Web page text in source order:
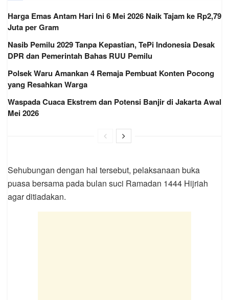
Harga Emas Antam Hari Ini 6 Mei 2026 Naik Tajam ke Rp2,79
Juta per Gram
Nasib Pemilu 2029 Tanpa Kepastian, TePi Indonesia Desak
DPR dan Pemerintah Bahas RUU Pemilu
Polsek Waru Amankan 4 Remaja Pembuat Konten Pocong
yang Resahkan Warga
Waspada Cuaca Ekstrem dan Potensi Banjir di Jakarta Awal
Mei 2026
Sehubungan dengan hal tersebut, pelaksanaan buka
puasa bersama pada bulan suci Ramadan 1444 Hijriah
agar ditiadakan.